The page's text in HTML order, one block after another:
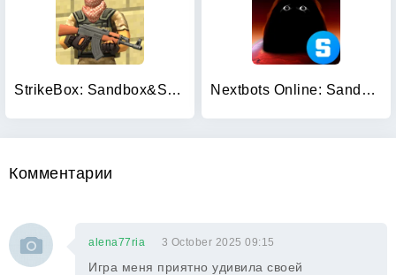
StrikeBox: Sandbox&Shooter Nextbots Online: Sandbox
Комментарии
alena77ria 3 October 2025 09:15
Игра меня приятно удивила своей